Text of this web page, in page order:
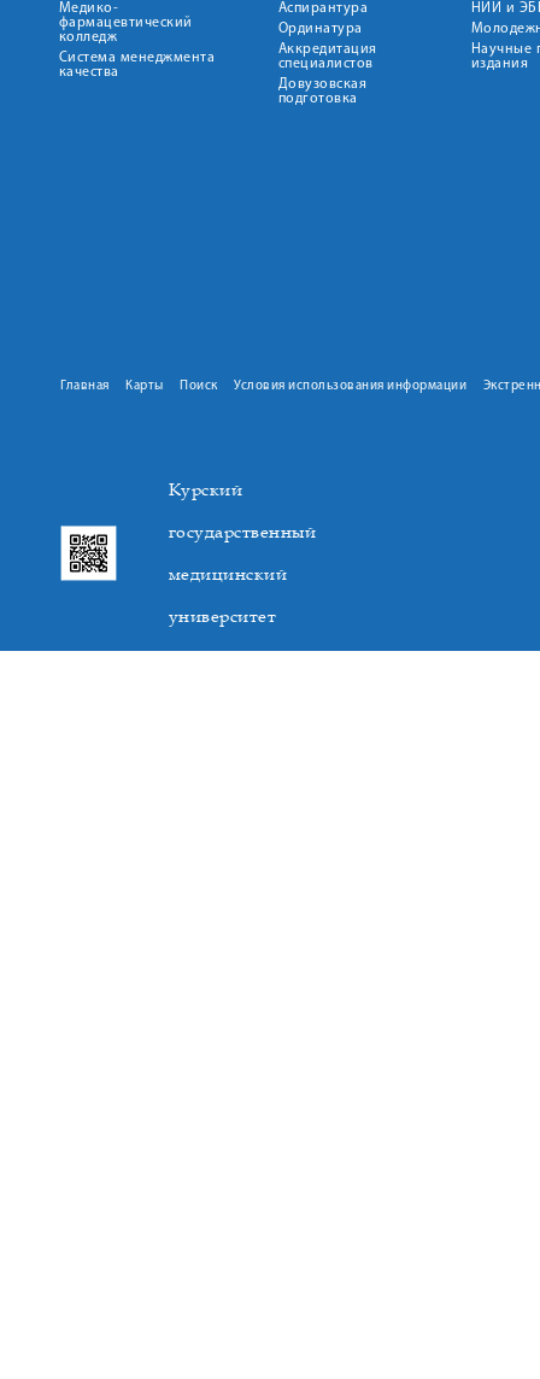
Медико-
фармацевтический
колледж
Система менеджмента
качества
Аспирантура
Ординатура
Аккредитация
специалистов
Довузовская
подготовка
НИИ и
Научные
издания
Главная Карты Поиск Условия использования информации
Курский
государственный
медицинский
университет